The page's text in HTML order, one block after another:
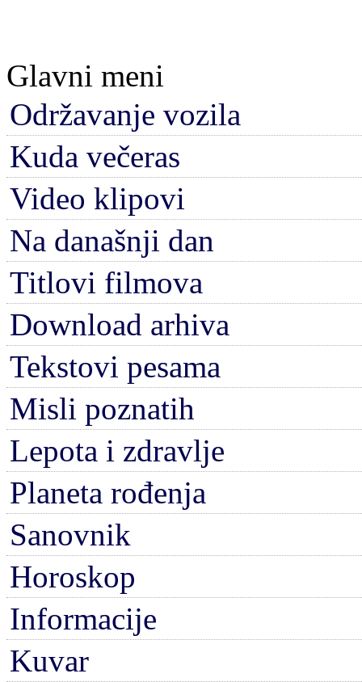
Glavni meni
Održavanje vozila
Kuda večeras
Video klipovi
Na današnji dan
Titlovi filmova
Download arhiva
Tekstovi pesama
Misli poznatih
Lepota i zdravlje
Planeta rođenja
Sanovnik
Horoskop
Informacije
Kuvar